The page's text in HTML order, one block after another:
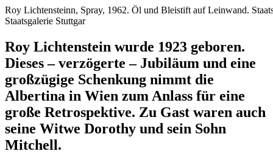
Roy Lichtensteinn, Spray, 1962. Öl und Bleistift auf Leinwand.
Staatsgalerie Stuttgar
Roy Lichtenstein wurde 1923 geboren.
Dieses – verzögerte – Jubiläum und eine
großzügige Schenkung nimmt die
Albertina in Wien zum Anlass für eine
große Retrospektive. Zu Gast waren auch
seine Witwe Dorothy und sein Sohn
Mitchell.